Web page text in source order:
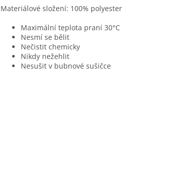
Materiálové složení: 100% polyester
Maximální teplota praní 30°C
Nesmí se bělit
Nečistit chemicky
Nikdy nežehlit
Nesušit v bubnové sušičce